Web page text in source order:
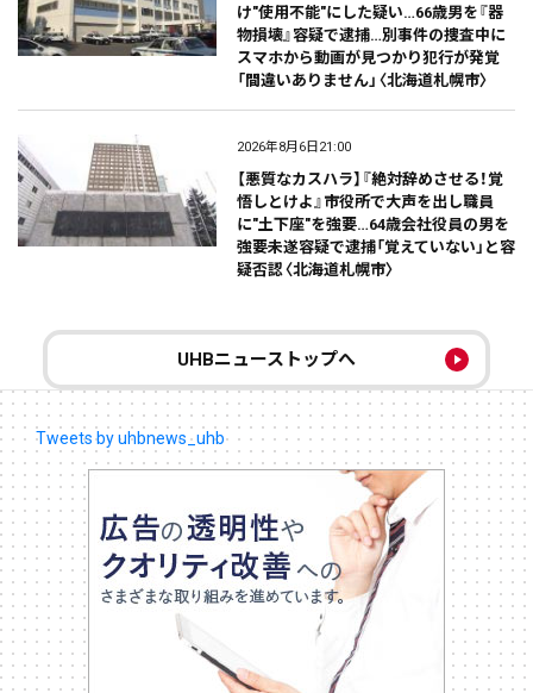
け"使用不能"にした疑い…66歳男を『器
物損壊』容疑で逮捕…別事件の捜査中に
スマホから動画が見つかり犯行が発覚
「間違いありません」〈北海道札幌市〉
2026年8月6日21:00
【悪質なカスハラ】『絶対辞めさせる！覚
悟しとけよ』市役所で大声を出し職員
に"土下座"を強要…64歳会社役員の男を
強要未遂容疑で逮捕「覚えていない」と容
疑否認〈北海道札幌市〉
UHBニューストップへ
Tweets by uhbnews_uhb